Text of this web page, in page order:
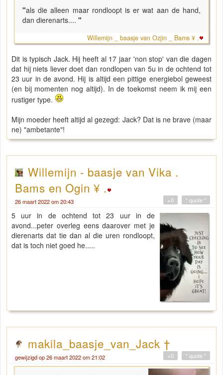
"als die alleen maar rondloopt is er wat aan de hand,
dan dierenarts.... "
Willemijn _ baasje van Ozjin _ Bams ¥ .
Dit is typisch Jack. Hij heeft al 17 jaar 'non stop' van die dagen
dat hij niets liever doet dan rondlopen van 5u in de ochtend tot
23 uur in de avond. Hij is altijd een pittige energiebol geweest
(en bij momenten nog altijd). In de toekomst neem ik mij een
rustiger type.
Mijn moeder heeft altijd al gezegd: Jack? Dat is ne brave (maar
ne) "ambetante"!
Willemijn - baasje van Vika .
Bams en Ogin ¥ .
26 maart 2022 om 20:43 " quote "
+0
5 uur in de ochtend tot 23 uur in de
avond...peter overleg eens daarover met je
dierenarts dat tie dan al die uren rondloopt,
dat is toch niet goed he.....
makila_baasje_van_Jack †
gewijzigd op 26 maart 2022 om 21:02 " quote "
+0